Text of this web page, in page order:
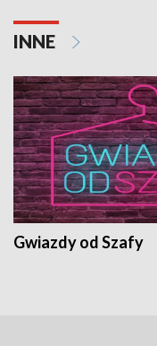
INNE
Gwiazdy od Szafy